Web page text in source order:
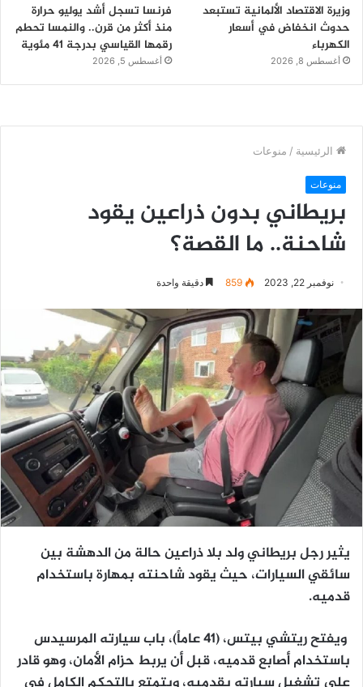
وزيرة الاقتصاد الألمانية تستبعد
حدوث انخفاض في أسعار
الكهرباء
أغسطس 8, 2026
فرنسا تسجل أشد يوليو حرارة
منذ أكثر من قرن.. والنمسا تحطم
رقمها القياسي بدرجة 41 مئوية
أغسطس 5, 2026